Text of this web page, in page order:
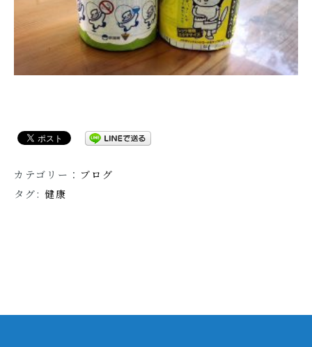
カテゴリー： ブログ
タグ: 健康